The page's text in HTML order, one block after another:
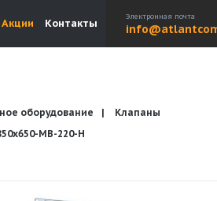
Акции Контакты
Электронная почта
Акции
оборудование
Клапаны
МВ-220-Н